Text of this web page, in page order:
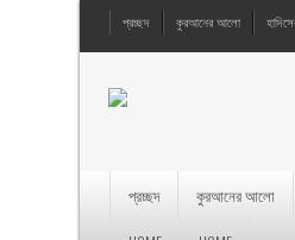
প্রচ্ছদ কুরআনের আলো
প্রচ্ছদ কুরআনের আলো